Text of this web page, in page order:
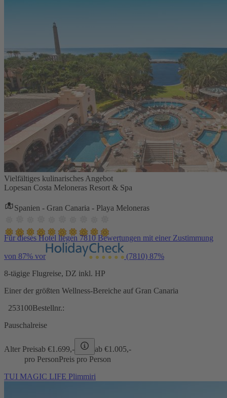
Vielfältiges kulinarisches Angebot
Lopesan Costa Meloneras Resort & Spa
Spanien - Gran Canaria - Playa Meloneras
Für dieses Hotel liegen 7810 Bewertungen mit einer Zustimmung
von 87% vor (7810) 87%
8-tägige Flugreise, DZ inkl. HP
Einer der größten Wellness-Bereiche auf Gran Canaria
253100Bestellnr.:
Pauschalreise
Alter Preisab €1.699,- ab €1.005,-
pro PersonPreis pro Person
TUI MAGIC LIFE Plimmiri